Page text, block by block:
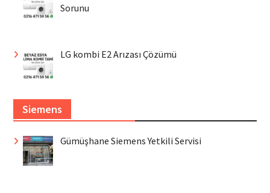
Sorunu
LG kombi E2 Arızası Çözümü
Siemens
Gümüşhane Siemens Yetkili Servisi